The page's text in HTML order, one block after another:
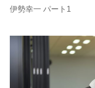
伊勢幸一 パート1